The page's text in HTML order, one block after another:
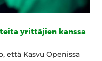
yrittäjien kanssa
että Kasvu Openissa